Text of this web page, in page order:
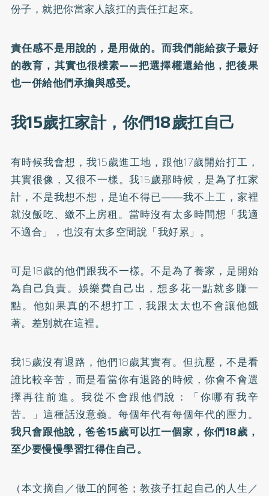
份子，就把你當家人該扛的責任扛起來。
責任感不是用說的，是用做的。而我們能給孩子最好
的教育，其實也很樸素——把選擇權還給他，把後果
也一併給他們承擔與感受。
我15歲扛家計，你們18歲扛自己
有時候我會想，我15歲進工地，跟他17歲開始打工，
其實很像，又很不一樣。我15歲那時候，是為了扛家
計，不是我想不想，是迫不得已――我不上工，家裡
就沒飯吃、繳不上房租。當時沒有太多時間想「我適
不適合」，也沒有太多空間說「我好累」。
可是18歲的他們跟我不一樣。不是為了養家，是開始
為自己負責。娛樂費自己出，想多花一點就多賺一
點。他如果真的不想打工，我跟太太也不會讓他餓
著。差別就在這裡。
我15歲沒有退路，他們18歲其實有。但抗壓，不是看
誰比較辛苦，而是看當你有退路的時候，你會不會選
擇再往前進。我從不會跟他們說：「你哪有我辛
苦。」這種話沒意義。每個年代有每個年代的壓力。
我只會跟他說，爸爸15歲可以扛一個家，你們18歲，
至少要慢慢學習扛得住自己。
（本文摘自／做工的阿爸；教孩子扛起自己的人生／